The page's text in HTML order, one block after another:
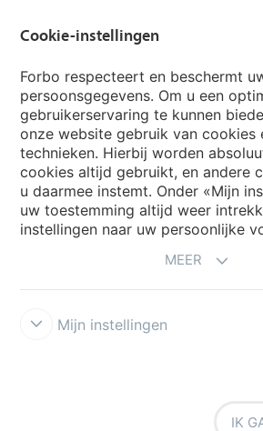
Website
Kies uw land
My Forbo
NIEUWSBRIEF
Disclaimer
Cookie-instellingen
Forbo respecteert en beschermt
persoonsgegevens. Om u een
gebruikerservaring te kunnen
onze website gebruik van cookies
technieken. Hierbij worden
cookies altijd gebruikt, en andere
u daarmee instemt. Onder «Mijn
uw toestemming altijd weer
instellingen naar uw persoonlijke
MEER
Mijn instellingen
IK